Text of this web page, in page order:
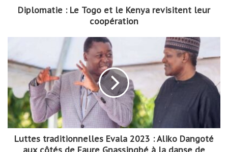
Diplomatie : Le Togo et le Kenya revisitent leur
coopération
Luttes traditionnelles Evala 2023 : Aliko Dangoté
aux côtés de Faure Gnassingbé à la danse de